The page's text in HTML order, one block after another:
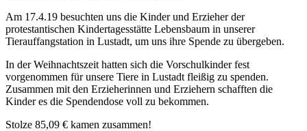
Am 17.4.19 besuchten uns die Kinder und Erzieher der
protestantischen Kindertagesstätte Lebensbaum in unserer
Tierauffangstation in Lustadt, um uns ihre Spende zu übergeben.
In der Weihnachtszeit hatten sich die Vorschulkinder fest
vorgenommen für unsere Tiere in Lustadt fleißig zu spenden.
Zusammen mit den Erzieherinnen und Erziehern schafften die
Kinder es die Spendendose voll zu bekommen.
Stolze 85,09 € kamen zusammen!